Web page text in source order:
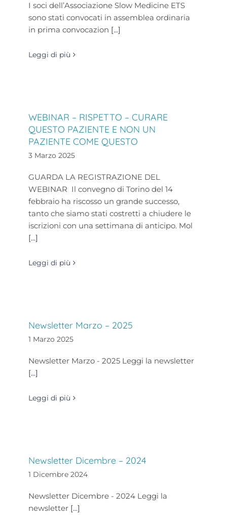
I soci dell’Associazione Slow Medicine ETS
sono stati convocati in assemblea ordinaria
in prima convocazion [...]
Leggi di più
WEBINAR – RISPETTO – CURARE
QUESTO PAZIENTE E NON UN
PAZIENTE COME QUESTO
3 Marzo 2025
GUARDA LA REGISTRAZIONE DEL
WEBINAR Il convegno di Torino del 14
febbraio ha riscosso un grande successo,
tanto che siamo stati costretti a chiudere le
iscrizioni con una settimana di anticipo. Mol
[...]
Leggi di più
Newsletter Marzo – 2025
1 Marzo 2025
Newsletter Marzo - 2025 Leggi la newsletter
[...]
Leggi di più
Newsletter Dicembre – 2024
1 Dicembre 2024
Newsletter Dicembre - 2024 Leggi la
newsletter [...]